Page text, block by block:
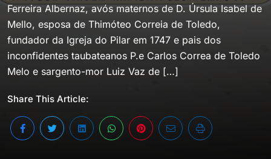
Ferreira Albernaz, avós maternos de D. Úrsula Isabel de
Mello, esposa de Thimóteo Correia de Toledo,
fundador da Igreja do Pilar em 1747 e pais dos
inconfidentes taubateanos P.e Carlos Correa de Toledo
Melo e sargento-mor Luiz Vaz de […]
Share This Article: